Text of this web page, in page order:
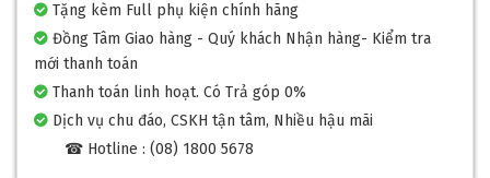
Tặng kèm Full phụ kiện chính hãng
Đồng Tâm Giao hàng - Quý khách Nhận hàng- Kiểm tra
mới thanh toán
Thanh toán linh hoạt. Có Trả góp 0%
Dịch vụ chu đáo, CSKH tận tâm, Nhiều hậu mãi
☎ Hotline : (08) 1800 5678